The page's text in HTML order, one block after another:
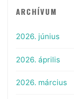
ARCHÍVUM
2026. június
2026. április
2026. március